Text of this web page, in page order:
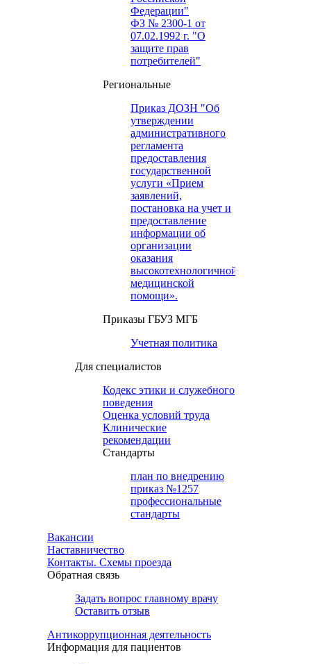
Федерации"
ФЗ № 2300-1 от
07.02.1992 г. "О
защите прав
потребителей"
Региональные
Приказ ДОЗН "Об
утверждении
административного
регламента
предоставления
государственной
услуги «Прием
заявлений,
постановка на учет и
предоставление
информации об
организации
оказания
высокотехнологичной
медицинской
помощи».
Приказы ГБУЗ МГБ
Учетная политика
Для специалистов
Кодекс этики и служебного
поведения
Оценка условий труда
Клинические
рекомендации
Cтандарты
план по внедрению
приказ №1257
профессиональные
стандарты
Вакансии
Наставничество
Контакты. Схемы проезда
Обратная связь
Задать вопрос главному врачу
Оставить отзыв
Антикоррупционная деятельность
Информация для пациентов